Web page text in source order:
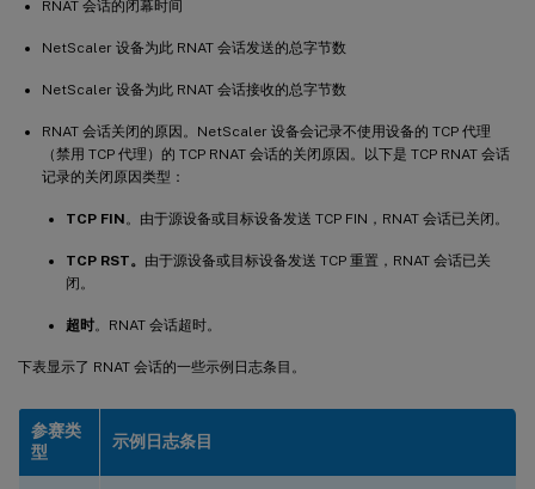
RNAT 会话的闭幕时间
NetScaler 设备为此 RNAT 会话发送的总字节数
NetScaler 设备为此 RNAT 会话接收的总字节数
RNAT 会话关闭的原因。NetScaler 设备会记录不使用设备的 TCP 代理
（禁用 TCP 代理）的 TCP RNAT 会话的关闭原因。以下是 TCP RNAT 会话
记录的关闭原因类型：
TCP FIN。由于源设备或目标设备发送 TCP FIN，RNAT 会话已关闭。
TCP RST。 由于源设备或目标设备发送 TCP 重置，RNAT 会话已关
闭。
超时。RNAT 会话超时。
下表显示了 RNAT 会话的一些示例日志条目。
参赛类
型
示例日志条目